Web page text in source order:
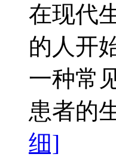
在现代
的人开
一种常
患者的
细]